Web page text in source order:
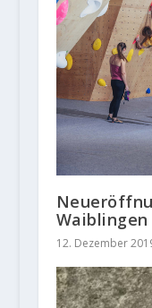
Waiblingen
12. Dezember